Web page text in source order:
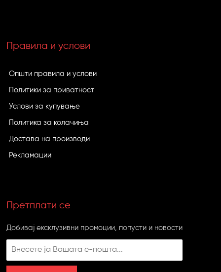
Правила и услови
Општи правила и услови
Политики за приватност
Услови за купување
Политика за колачиња
Достава на производи
Рекламации
Претплати се
Добивај ексклузивни промоции, попусти и новости